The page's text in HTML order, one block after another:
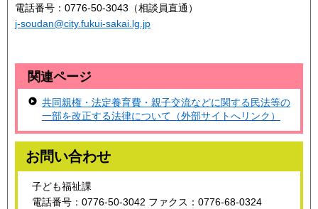
電話番号：0776-50-3043（相談員直通）
j-soudan@city.fukui-sakai.lg.jp
関連ページ
共同親権・法定養育費・親子交流などに関する民法等の
一部を改正する法律について（外部サイトへリンク）
お問い合わせ
子ども福祉課
電話番号：0776-50-3042 ファクス：0776-68-0324